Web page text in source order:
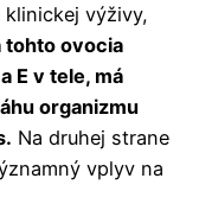
výživy,
tohto ovocia
E v tele, má
organizmu
Na druhej strane
vplyv na